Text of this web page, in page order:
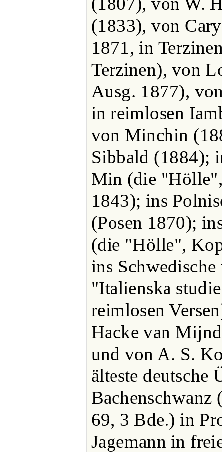
(1833), von
1871, in
Terzinen), von
Ausg. 1877),
in reimlosen
von Minchin
Sibbald (1884);
Min (die "Hölle",
1843); ins
(Posen 1870);
(die "Hölle",
ins
"Italienska
reimlosen
Hacke van
und von A. S.
älteste deutsche
69, 3 Bde.) in
Jagemann in